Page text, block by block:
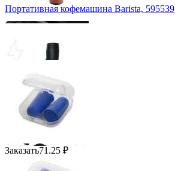
Портативная кофемашина Barista, 595539
Заказать71.25 ₽